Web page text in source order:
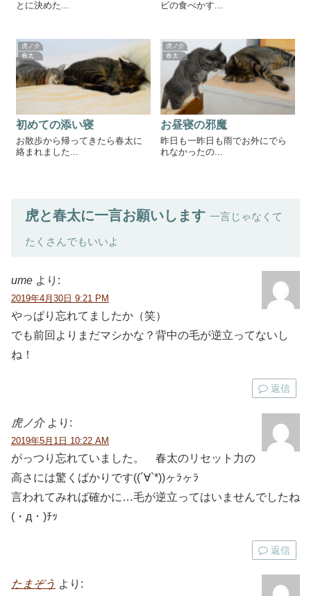
とに決めた... ビの食べかす...
虎ノ介
春太
初めての添い寝
お散歩から帰ってきたら春太に
絡まれました...
虎ノ介
春太
お昼寝の邪魔
昨日も一昨日も雨でお外にでら
れなかったの...
虎と春太に一言お願いします 一言じゃなくて
たくさんでもいいよ
ume より:
2019年4月30日 9:21 PM
やっぱり忘れてましたか（笑）
でも前回よりまだマシかな？背中の毛が逆立ってないし
ね！
返信
虎ノ介 より:
2019年5月1日 10:22 AM
がっつり忘れていました。 春太のリセット力の
高さには驚くばかりです((´∀`*))ヶﾗヶﾗ
言われてみれば確かに…毛が逆立ってはいませんでしたね
(・д・)ﾁｯ
返信
たまぞう より: